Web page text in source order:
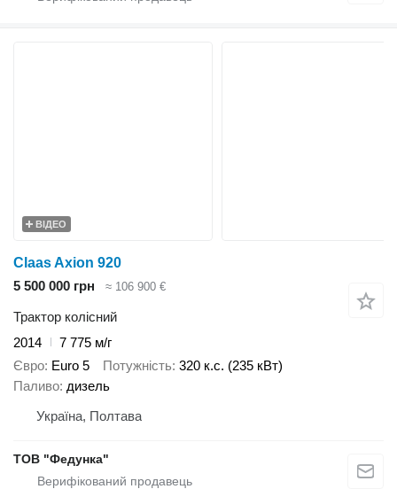
ВІДЕО
Claas Axion 920
5 500 000 грн
≈ 106 900 €
Трактор колісний
2014
7 775 м/г
Євро Euro 5 Потужність 320 к.с. (235 кВт)
Паливо дизель
Україна, Полтава
ТОВ "Федунка"